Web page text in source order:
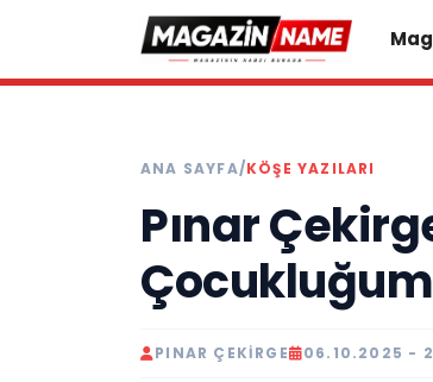
ANA SAYFA/KÖŞE YAZILARI
Pınar
PINAR ÇEKIRGE 06.10.2025 -